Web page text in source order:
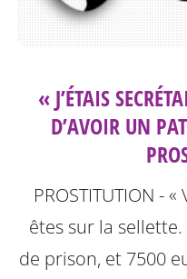
« J’ÉTAIS
D’AVOIR UN
PROSTITUTION -
êtes sur la
de prison, et 7500